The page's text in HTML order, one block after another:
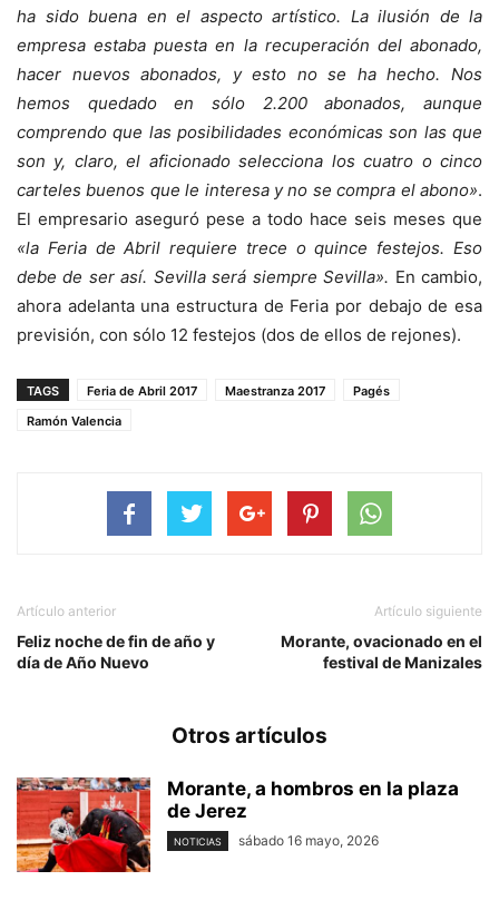
ha sido buena en el aspecto artístico. La ilusión de la
empresa estaba puesta en la recuperación del abonado,
hacer nuevos abonados, y esto no se ha hecho. Nos
hemos quedado en sólo 2.200 abonados, aunque
comprendo que las posibilidades económicas son las que
son y, claro, el aficionado selecciona los cuatro o cinco
carteles buenos que le interesa y no se compra el abono».
El empresario aseguró pese a todo hace seis meses que
«la Feria de Abril requiere trece o quince festejos. Eso
debe de ser así. Sevilla será siempre Sevilla». En cambio,
ahora adelanta una estructura de Feria por debajo de esa
previsión, con sólo 12 festejos (dos de ellos de rejones).
TAGS Feria de Abril 2017 Maestranza 2017
Pagés
Ramón Valencia
Artículo anterior
Feliz noche de fin de año y
día de Año Nuevo
Artículo siguiente
Morante, ovacionado en el
festival de Manizales
Otros artículos
Morante, a hombros en la plaza
de Jerez
NOTICIAS sábado 16 mayo, 2026